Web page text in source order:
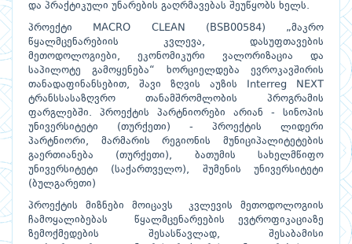
და პრაქტიკული უნარების გაღრმავებას შეუწყობს ხელს.
პროექტი MACRO CLEAN (BSB00584) „მაკრო
წყალმცენარებიის კვლევა, დასუფთავების
მეთოდოლოგიები, ეკონომიკური ვალორიზაცია და
საპილოტე გამოყენება“ ხორციელდება ევროკავშირის
თანადაფინანსებით, შავი ზღვის აუზის Interreg NEXT
ტრანსსასაზღვრო თანამშრომლობის პროგრამის
ფარგლებში. პროექტის პარტნიორები არიან - სინოპის
უნივერსიტეტი (თურქეთი) - პროექტის ლიდერი
პარტნიორი, მარმარის რეგიონის მუნიციპალიტეტების
გაერთიანება (თურქეთი), ბათუმის სახელმწიფო
უნივერსიტეტი (საქართველო), შუმენის უნივერსიტეტი
(ბულგარეთი)
პროექტის მიზნები მოიცავს კვლევის მეთოდოლოგიის
ჩამოყალიბებას წყალმცენარეების ევტროფიკაციაზე
ზემოქმედების შესასწავლად, შესაბამისი